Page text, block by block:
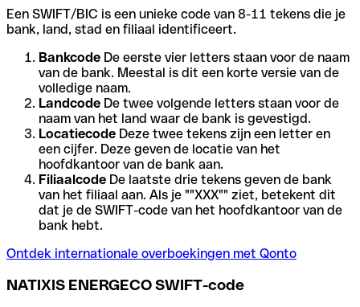
Een SWIFT/BIC is een unieke code van 8-11 tekens die je
bank, land, stad en filiaal identificeert.
Bankcode De eerste vier letters staan voor de naam
van de bank. Meestal is dit een korte versie van de
volledige naam.
Landcode De twee volgende letters staan voor de
naam van het land waar de bank is gevestigd.
Locatiecode Deze twee tekens zijn een letter en
een cijfer. Deze geven de locatie van het
hoofdkantoor van de bank aan.
Filiaalcode De laatste drie tekens geven de bank
van het filiaal aan. Als je ""XXX"" ziet, betekent dit
dat je de SWIFT-code van het hoofdkantoor van de
bank hebt.
Ontdek internationale overboekingen met Qonto
NATIXIS ENERGECO SWIFT-code